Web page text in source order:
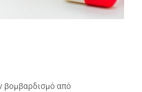
βομβαρδισμό από